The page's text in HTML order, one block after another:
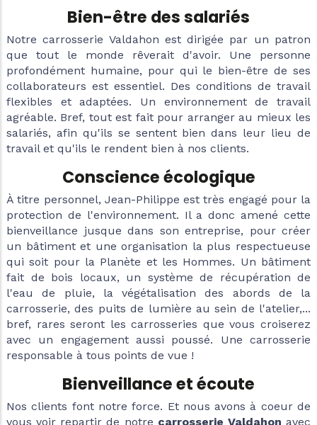
Bien-être des salariés
Notre carrosserie Valdahon est dirigée par un patron
que tout le monde rêverait d'avoir. Une personne
profondément humaine, pour qui le bien-être de ses
collaborateurs est essentiel. Des conditions de travail
flexibles et adaptées. Un environnement de travail
agréable. Bref, tout est fait pour arranger au mieux les
salariés, afin qu'ils se sentent bien dans leur lieu de
travail et qu'ils le rendent bien à nos clients.
Conscience écologique
À titre personnel, Jean-Philippe est très engagé pour la
protection de l'environnement. Il a donc amené cette
bienveillance jusque dans son entreprise, pour créer
un bâtiment et une organisation la plus respectueuse
qui soit pour la Planète et les Hommes. Un bâtiment
fait de bois locaux, un système de récupération de
l'eau de pluie, la végétalisation des abords de la
carrosserie, des puits de lumière au sein de l'atelier,...
bref, rares seront les carrosseries que vous croiserez
avec un engagement aussi poussé. Une carrosserie
responsable à tous points de vue !
Bienveillance et écoute
Nos clients font notre force. Et nous avons à coeur de
vous voir repartir de notre carrosserie Valdahon avec